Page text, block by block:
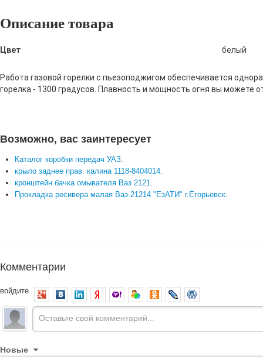
Описание товара
Цвет белый
Работа газовой горелки с пьезоподжигом обеспечивается
горелка - 1300 градусов. Плавность и мощность огня вы можете
Возможно, вас заинтересует
Каталог коробки передач УАЗ.
крыло заднее прав. калина 1118-8404014.
кронштейн бачка омывателя Ваз 2121.
Прокладка ресивера малая Ваз-21214 "ЕзАТИ" г.Егорьевск.
Комментарии
войдите
Новые